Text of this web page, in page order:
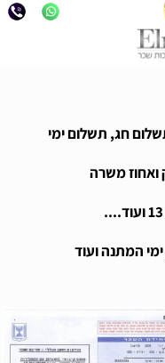
חג, תשלום ימי
ואחוז משרה
המתנה ועוד